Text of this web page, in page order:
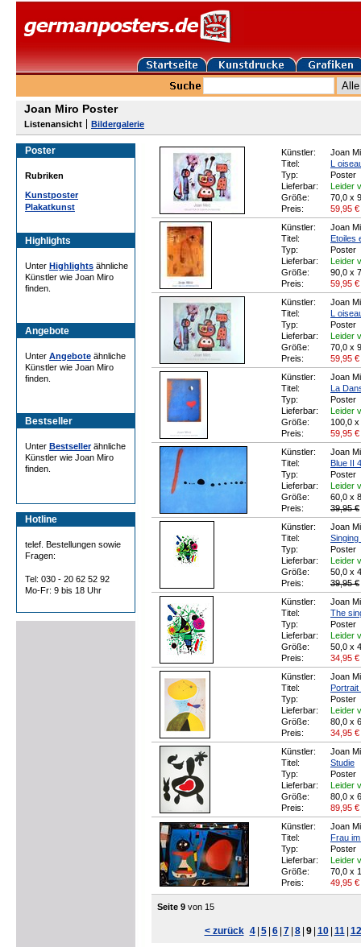
Joan Miro Poster
Listenansicht Bildergalerie
Poster
Rubriken
Kunstposter
Plakatkunst
Highlights
Unter Highlights ähnliche
Künstler wie Joan Miro
finden.
Angebote
Unter Angebote ähnliche
Künstler wie Joan Miro
finden.
Bestseller
Unter Bestsellerähnliche
Künstler wie Joan Miro
finden.
Hotline
telef. Bestellungen sowie
Fragen:
Tel: 030 - 20 62 52 92
Mo-Fr: 9 bis 18 Uhr
Künstler:
Joan
Titel:
L
Typ:
Poster
Lieferbar:
Leider
Größe:
70,0 x
Preis:
59,95 €
Künstler:
Joan
Titel:
Etoiles
Typ:
Poster
Lieferbar:
Leider
Größe:
90,0 x
Preis:
59,95 €
Künstler:
Joan
Titel:
L
Typ:
Poster
Lieferbar:
Leider
Größe:
70,0 x
Preis:
59,95 €
Künstler:
Joan
Titel:
La
Typ:
Poster
Lieferbar:
Leider
Größe:
100,0
Preis:
59,95 €
Künstler:
Joan
Titel:
Blue II
Typ:
Poster
Lieferbar:
Leider
Größe:
60,0 x
Preis:
39,95 €
Künstler:
Joan
Titel:
Singing
Typ:
Poster
Lieferbar:
Leider
Größe:
50,0 x
Preis:
39,95 €
Künstler:
Joan
Titel:
The
Typ:
Poster
Lieferbar:
Leider
Größe:
50,0 x
Preis:
34,95 €
Künstler:
Joan
Titel:
Portrait
Typ:
Poster
Lieferbar:
Leider
Größe:
80,0 x
Preis:
34,95 €
Künstler:
Joan
Titel:
Studie
Typ:
Poster
Lieferbar:
Leider
Größe:
80,0 x
Preis:
89,95 €
Künstler:
Joan
Titel:
Frau
Typ:
Poster
Lieferbar:
Leider
Größe:
70,0 x
Preis:
49,95 €
Seite 9 von 15
< zurück 4 5 6 7 8 9 10 11 12